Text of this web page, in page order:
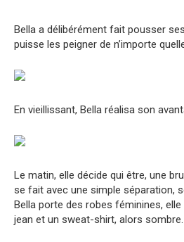
Bella a délibérément fait pousser
puisse les peigner de n’importe
En vieillissant, Bella réalisa son
Le matin, elle décide qui être, une
se fait avec une simple séparation,
Bella porte des robes féminines, elle
jean et un sweat-shirt, alors sombre.